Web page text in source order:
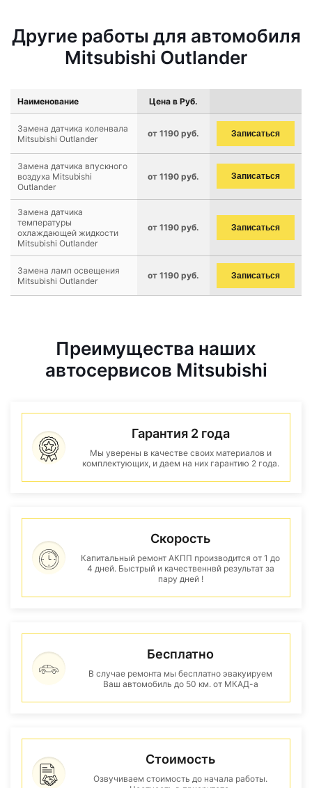
Другие работы для автомобиля
Mitsubishi Outlander
Наименование Цена в Руб.
Замена датчика коленвала
Mitsubishi Outlander
от 1190 руб. Записаться
Замена датчика впускного
воздуха Mitsubishi
Outlander
от 1190 руб. Записаться
Замена датчика
температуры
охлаждающей жидкости
Mitsubishi Outlander
от 1190 руб. Записаться
Замена ламп освещения
Mitsubishi Outlander
от 1190 руб. Записаться
Преимущества наших
автосервисов Mitsubishi
Гарантия 2 года
Мы уверены в качестве своих материалов и
комплектующих, и даем на них гарантию 2 года.
Скорость
Капитальный ремонт АКПП производится от 1 до
4 дней. Быстрый и качественнвй результат за
пару дней !
Бесплатно
В случае ремонта мы бесплатно эвакуируем
Ваш автомобиль до 50 км. от МКАД-а
Стоимость
Озвучиваем стоимость до начала работы.